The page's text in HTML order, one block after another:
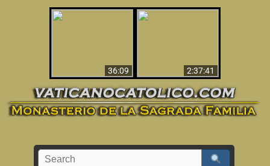
36:09
2:37:41